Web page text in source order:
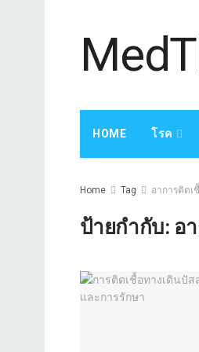
HOME โรค
Home Tag อาการติดเ
ป้ายกำกับ: อ